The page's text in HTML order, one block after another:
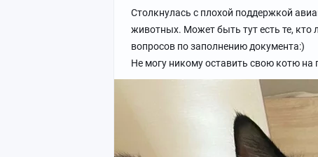
Столкнулась с плохой поддержкой
животных. Может быть тут есть те, кто
вопросов по заполнению документа:)
Не могу никому оставить свою котю на